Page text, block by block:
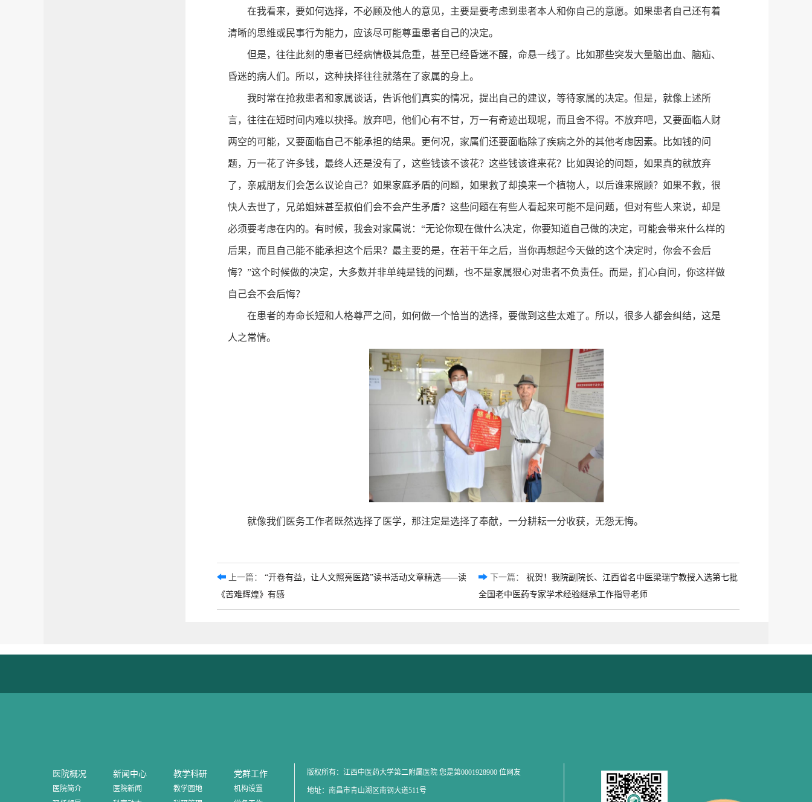
在我看来，要如何选择，不必顾及他人的意见，主要是要考虑到患者本人和你自己的意愿。如果患者自己还有着
清晰的思维或民事行为能力，应该尽可能尊重患者自己的决定。
但是，往往此刻的患者已经病情极其危重，甚至已经昏迷不醒，命悬一线了。比如那些突发大量脑出血、脑疝、
昏迷的病人们。所以，这种抉择往往就落在了家属的身上。
我时常在抢救患者和家属谈话，告诉他们真实的情况，提出自己的建议，等待家属的决定。但是，就像上述所
言，往往在短时间内难以抉择。放弃吧，他们心有不甘，万一有奇迹出现呢，而且舍不得。不放弃吧，又要面临人财
两空的可能，又要面临自己不能承担的结果。更何况，家属们还要面临除了疾病之外的其他考虑因素。比如钱的问
题，万一花了许多钱，最终人还是没有了，这些钱该不该花？这些钱该谁来花？比如舆论的问题，如果真的就放弃
了，亲戚朋友们会怎么议论自己？如果家庭矛盾的问题，如果救了却换来一个植物人，以后谁来照顾？如果不救，很
快人去世了，兄弟姐妹甚至叔伯们会不会产生矛盾？这些问题在有些人看起来可能不是问题，但对有些人来说，却是
必须要考虑在内的。有时候，我会对家属说：“无论你现在做什么决定，你要知道自己做的决定，可能会带来什么样的
后果，而且自己能不能承担这个后果？最主要的是，在若干年之后，当你再想起今天做的这个决定时，你会不会后
悔？”这个时候做的决定，大多数并非单纯是钱的问题，也不是家属狠心对患者不负责任。而是，扪心自问，你这样做
自己会不会后悔？
在患者的寿命长短和人格尊严之间，如何做一个恰当的选择，要做到这些太难了。所以，很多人都会纠结，这是
人之常情。
就像我们医务工作者既然选择了医学，那注定是选择了奉献，一分耕耘一分收获，无怨无悔。
上一篇： “开卷有益，让人文照亮医路”读书活动文章精选——读
《苦难辉煌》有感
下一篇： 祝贺！我院副院长、江西省名中医梁瑞宁教授入选第七批
全国老中医药专家学术经验继承工作指导老师
医院概况
医院简介
新闻中心
医院新闻
教学科研
教学园地
党群工作
机构设置
版权所有：江西中医药大学第二附属医院 您是第0001928900 位网友
地址：南昌市青山湖区南钢大道511号